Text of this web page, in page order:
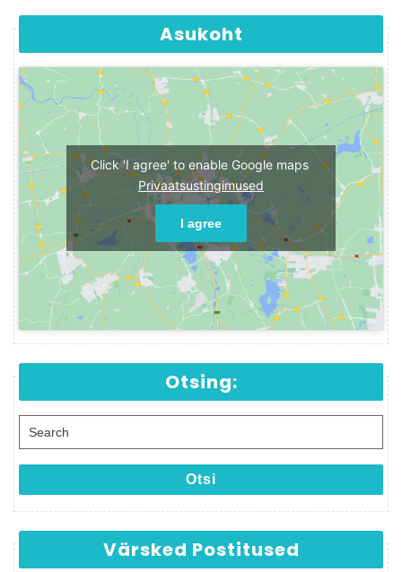
Asukoht
Click 'I agree' to enable Google maps
Privaatsustingimused
I agree
Otsing:
Search for:
Otsi
Värsked Postitused